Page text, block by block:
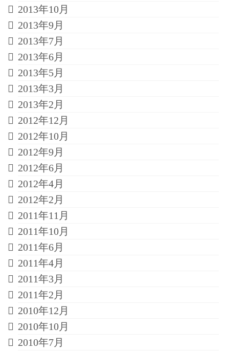
2013年10月
2013年9月
2013年7月
2013年6月
2013年5月
2013年3月
2013年2月
2012年12月
2012年10月
2012年9月
2012年6月
2012年4月
2012年2月
2011年11月
2011年10月
2011年6月
2011年4月
2011年3月
2011年2月
2010年12月
2010年10月
2010年7月